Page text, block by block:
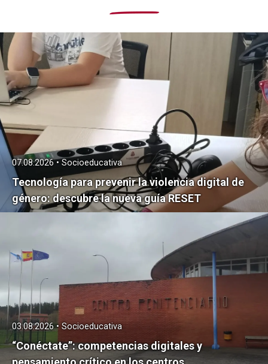
Tecnología para prevenir la violencia digital de
género: descubre la nueva guía RESET
07.08.2026 • Socioeducativa
“Conéctate”: competencias digitales y
03.08.2026 • Socioeducativa